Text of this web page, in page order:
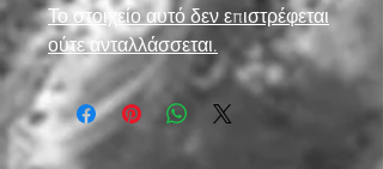
Το στοιχείο αυτό δεν επιστρέφεται
ούτε ανταλλάσσεται.